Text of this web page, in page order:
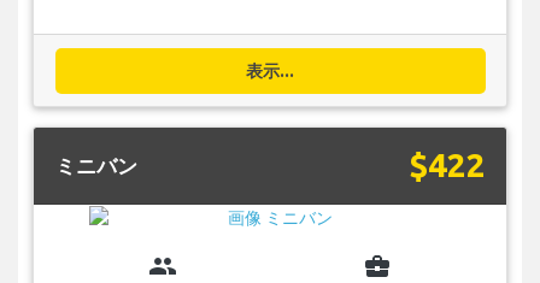
表示...
ミニバン $422
group business_center